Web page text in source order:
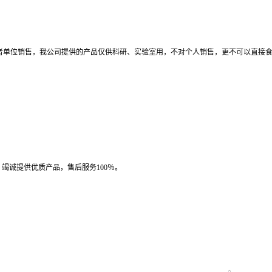
位销售，我公司提供的产品仅供科研、实验室用，不对个人销售，更不可以直接
诚提供优质产品，售后服务100％。